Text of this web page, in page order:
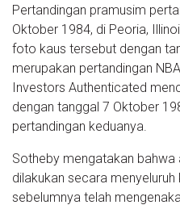
Pertandingan pramusim
Oktober 1984, di Peoria,
foto kaus tersebut dengan
merupakan pertandingan
Investors Authenticated
dengan tanggal 7 Oktober
pertandingan keduanya.
Sotheby mengatakan
dilakukan secara
sebelumnya telah